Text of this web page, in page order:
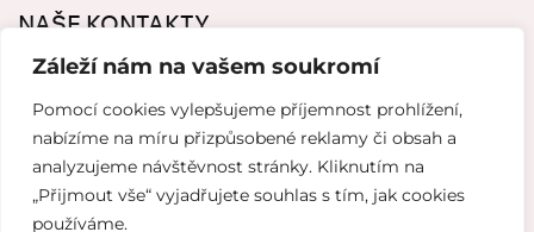
Záleží nám na vašem soukromí
Pomocí cookies vylepšujeme příjemnost prohlížení,
nabízíme na míru přizpůsobené reklamy či obsah a
analyzujeme návštěvnost stránky. Kliknutím na
„Přijmout vše“ vyjadřujete souhlas s tím, jak cookies
používáme.
NAŠE KONTAKTY
mikeladzebeauty@gmail.com
+420 776627318
U Pergamenky 12, Praha 7